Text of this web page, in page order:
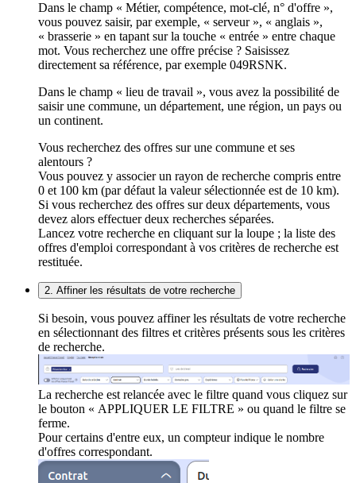
Dans le champ « Métier, compétence, mot-clé, n° d'offre »,
vous pouvez saisir, par exemple, « serveur », « anglais »,
« brasserie » en tapant sur la touche « entrée » entre chaque
mot. Vous recherchez une offre précise ? Saisissez
directement sa référence, par exemple 049RSNK.
Dans le champ « lieu de travail », vous avez la possibilité de
saisir une commune, un département, une région, un pays ou
un continent.
Vous recherchez des offres sur une commune et ses
alentours ?
Vous pouvez y associer un rayon de recherche compris entre
0 et 100 km (par défaut la valeur sélectionnée est de 10 km).
Si vous recherchez des offres sur deux départements, vous
devez alors effectuer deux recherches séparées.
Lancez votre recherche en cliquant sur la loupe ; la liste des
offres d'emploi correspondant à vos critères de recherche est
restituée.
2. Affiner les résultats de votre recherche
Si besoin, vous pouvez affiner les résultats de votre recherche
en sélectionnant des filtres et critères présents sous les critères
de recherche.
La recherche est relancée avec le filtre quand vous cliquez sur
le bouton « APPLIQUER LE FILTRE » ou quand le filtre se
ferme.
Pour certains d'entre eux, un compteur indique le nombre
d'offres correspondant.